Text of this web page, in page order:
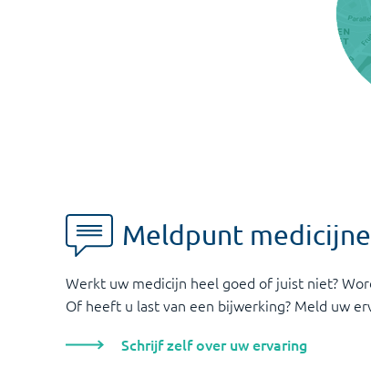
Meldpunt
Werkt uw medicijn heel goed of juist niet?
Of heeft u last van een bijwerking? Meld uw
Schrijf zelf over uw ervaring